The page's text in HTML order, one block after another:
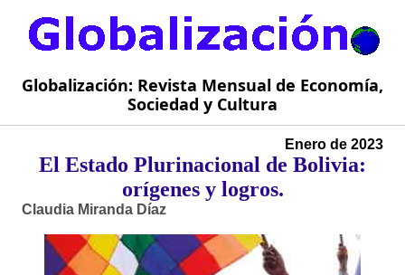
Globalización: Revista Mensual de Economía,
Sociedad y Cultura
Enero de 2023
El Estado Plurinacional de Bolivia:
orígenes y logros.
Claudia Miranda Díaz